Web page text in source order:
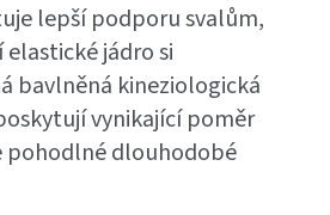
lepší podporu svalům,
jádro si
bavlněná kineziologická
vynikající poměr
pohodlné dlouhodobé